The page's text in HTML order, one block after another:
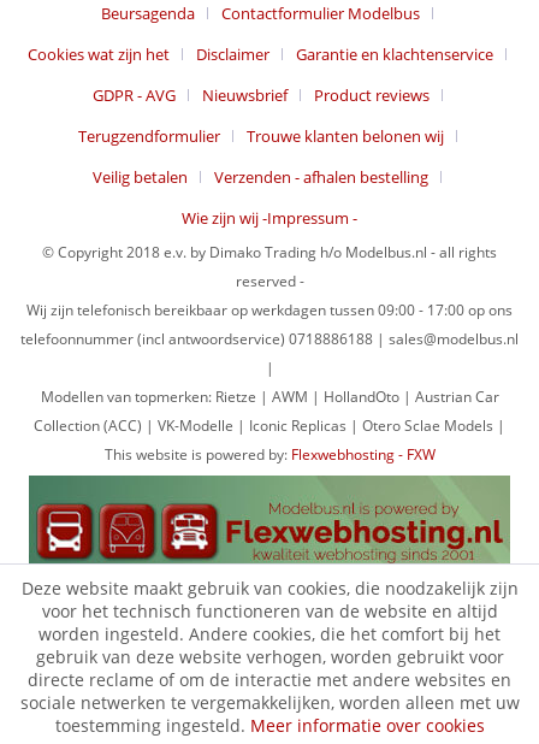
Beursagenda
Contactformulier Modelbus
Cookies wat zijn het
Disclaimer
Garantie en klachtenservice
GDPR - AVG
Nieuwsbrief
Product reviews
Terugzendformulier
Trouwe klanten belonen wij
Veilig betalen
Verzenden - afhalen bestelling
Wie zijn wij -Impressum -
© Copyright 2018 e.v. by Dimako Trading h/o Modelbus.nl - all rights
reserved -
Wij zijn telefonisch bereikbaar op werkdagen tussen 09:00 - 17:00 op ons
telefoonnummer (incl antwoordservice) 0718886188 | sales@modelbus.nl
|
Modellen van topmerken: Rietze | AWM | HollandOto | Austrian Car
Collection (ACC) | VK-Modelle | Iconic Replicas | Otero Sclae Models |
This website is powered by: Flexwebhosting - FXW
Deze website maakt gebruik van cookies, die noodzakelijk zijn
voor het technisch functioneren van de website en altijd
worden ingesteld. Andere cookies, die het comfort bij het
gebruik van deze website verhogen, worden gebruikt voor
directe reclame of om de interactie met andere websites en
sociale netwerken te vergemakkelijken, worden alleen met uw
toestemming ingesteld. Meer informatie over cookies